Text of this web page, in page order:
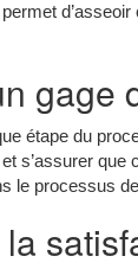
d’asseoir
gage
étape du
s’assurer que
le processus